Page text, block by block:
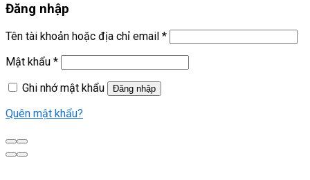
Đăng nhập
Tên tài khoản hoặc địa chỉ email *
Mật khẩu *
Ghi nhớ mật khẩu
Đăng nhập
Quên mật khẩu?